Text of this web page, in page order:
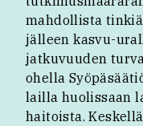
mahdollista
jälleen kasvu-
jatkuvuuden
ohella
lailla huolissaan
haitoista.